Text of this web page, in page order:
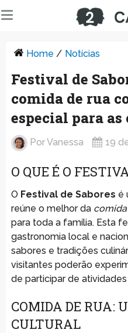
Home / Notícias
Festival de
comida de rua
especial para
PorVanessa 19
O QUE É O
O Festival de Sabores é
reúne o melhor da
para toda a família. Esta
gastronomia local e
sabores e tradições
visitantes poderão
de participar de
COMIDA DE RUA:
CULTURAL